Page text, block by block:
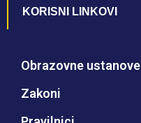
KORISNI LINKOVI
Obrazovne ustanove
Zakoni